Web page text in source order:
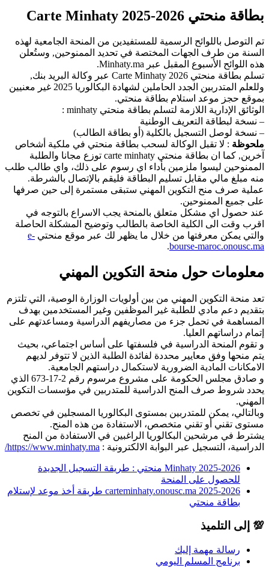
بطاقة منحتي Carte Minhaty 2025-2026
تم التوصل باللوائح الرسمية للمستفيدين من المنحة الجامعية لهذه
السنة من طرف الجهات المختصة في تحديد الممنوحين, وستُعلن
هذه اللوائح الأسبوع المقبل عبر Minhaty.ma.
تسلم بطاقة منحتي Carte Minhaty 2026 عبر وكالة البريد بنك,
وللعلم المتدربين الجدد الحاملين لشهادة البكالوريا 2025 غير معنيين
بموقع حجز موعد استلام بطاقة منحتي.
الوثائق الإدارية اللازمة لتسلم بطاقة منحتي minhaty :
– نسخة لبطاقة التعريف الوطنية
– نسخة لوصل التسجيل بالكلية (أو بطاقة الطالب)
ملحوظة : لا تقبل الوكالة لسحب بطاقة منحتي في ملكية أشخاص
آخرين, كما ان بطاقة منحتي carte minhaty توزع مجانا والطلبة
الممنوحين ليسوا ملزمين بأداء اي رسوم على ذلك، واي طالب طلب
منه مبلغ مالي مقابل تسليم البطاقة فليقم بالإتصال بالشرطة.
عملية صرف منح التكوين المهني ستبقى مستمرة إلى حين صرفها
على جميع الممنوحين.
عند حصول اي مشكل متعلق بالمنحة يجب الاسراع بالتوجه في
اقرب وقت الى الكلية الخاصة بالطالب وتوضيح المشكلة الحاصلة
والتي يمكن معرفتها من خلال ما يظهر لك عبر موقع منحتي e-
bourse-maroc.onousc.ma
.
معلومات حول منحة التكوين المهني
تعد منحة التكوين المهني من بين أولويات الوزارة الوصية، التي تلتزم
بتقديم دعم مادي للطلبة غير الموظفين وغير المستخدمين بهدف
المساهمة في تحمل جزء من مصاريفهم الدراسية ومساعدتهم على
إتمام دراساتهم العليا.
و تقوم المنحة الدراسية في فلسفتها على أساس اجتماعي، بحيث
يتم منحها وفق معايير محددة لفائدة الطلبة الذين لا تتوفر لديهم
الامكانات المادية الضرورية لاستكمال دراستهم الجامعية.
و صادق مجلس الحكومة على مشروع مرسوم رقم 2-17-673 الذي
يحدد شروط صرف المنح الدراسية للمتدربين في مؤسسات التكوين
المهني.
وبالتالي، يمكن للمتدربين بمستوى البكالوريا المسجلين في تخصص
مستوى تقني أو تقني متخصص، الاستفادة من هذه المنح.
يشترط في مرشحين البكالوريا الراغبين في الاستفادة من المنح
الدراسية، التسجيل عبر البوابة الالكترونية : https://www.minhaty.ma/
Minhaty 2025-2026 منحتي : طريقة التسجيل الجديدة
للحصول على المنحة
carteminhaty.onousc.ma 2025-2026 طريقة أخذ موعد لإستلام
بطاقة منحتي
💯 إلى التلميذ
رسالة مهمة إليك
برنامج المسلم اليومي